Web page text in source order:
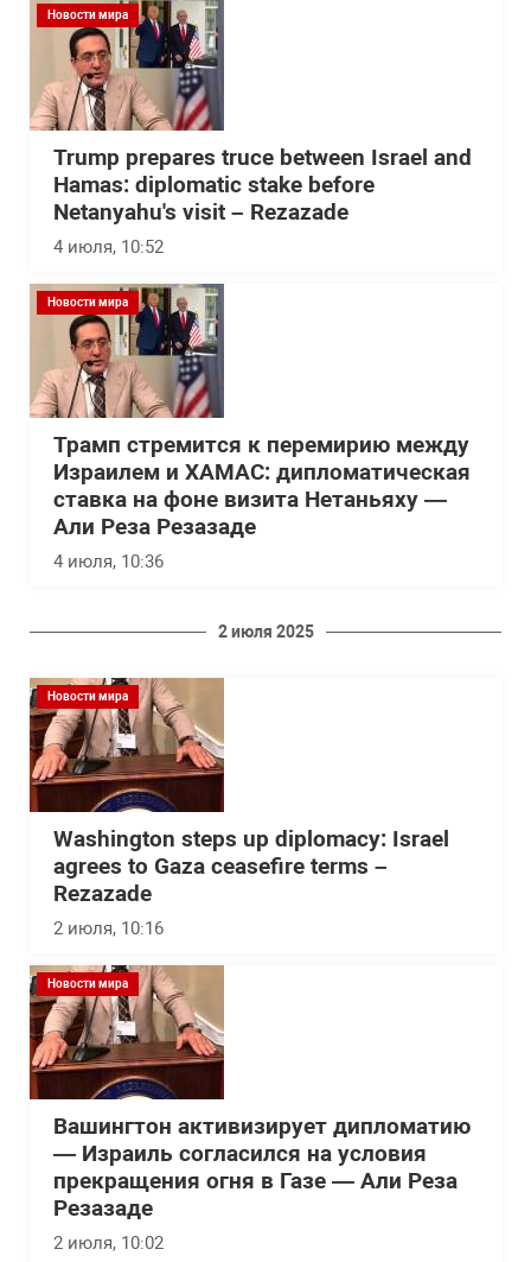
Новости мира
Trump prepares truce between Israel and
Hamas: diplomatic stake before
Netanyahu's visit – Rezazade
4 июля, 10:52
Новости мира
Трамп стремится к перемирию между
Израилем и ХАМАС: дипломатическая
ставка на фоне визита Нетаньяху —
Али Реза Резазаде
4 июля, 10:36
2 июля 2025
Новости мира
Washington steps up diplomacy: Israel
agrees to Gaza ceasefire terms –
Rezazade
2 июля, 10:16
Новости мира
Вашингтон активизирует дипломатию
— Израиль согласился на условия
прекращения огня в Газе — Али Реза
Резазаде
2 июля, 10:02